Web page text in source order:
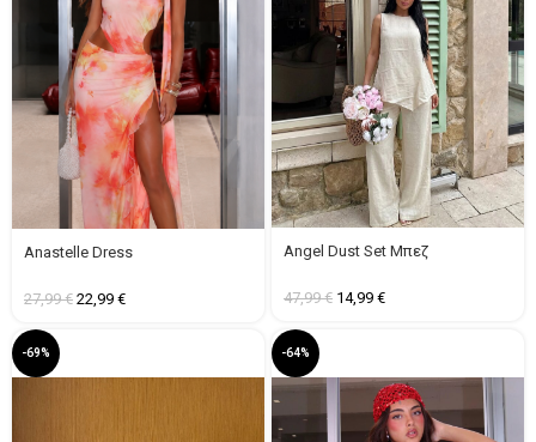
Anastelle Dress
27,99€ 22,99 €
Angel Dust Set Μπεζ
47,99€ 14,99 €
-69% -64%